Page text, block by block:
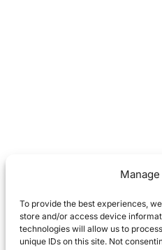
To provide the best experiences,
store and/or access device
technologies will allow us to
unique IDs on this site. Not